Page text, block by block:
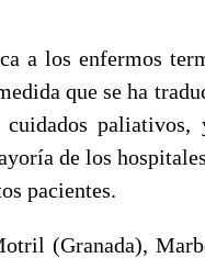
a los enfermos
que se ha
de los
pacientes.
(Granada),